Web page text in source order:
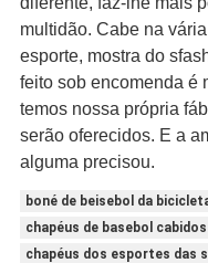
multidão. Cabe na
esporte, mostra do
feito sob encomenda é
temos nossa própria
serão oferecidos. E a
alguma precisou.
boné de beisebol da
chapéus de basebol
chapéus dos esportes das